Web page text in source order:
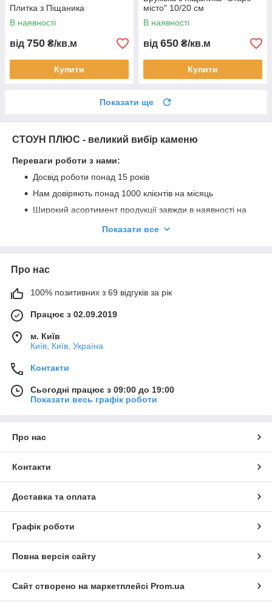
Плитка з Піщаника
В наявності
від 750 ₴/кв.м
Купити
місто" 10/20 см
В наявності
від 650 ₴/кв.м
Купити
Показати ще
СТОУН ПЛЮС - великий вибір каменю
Переваги роботи з нами:
Досвід роботи понад 15 років
Нам довіряють понад 1000 клієнтів на місяць
Широкий асортимент продукції завжди в наявності на
Висока відповідальність за роботу та індивідуальний
Доставка по Києву та Київській обл. маніпулятором
(розвантаження входить у вартість доставки)
тарифами
Показати все
Про нас
100% позитивних з 69 відгуків за рік
Працює з 02.09.2019
м. Київ
Київ, Київ, Україна
Контакти
Сьогодні працює з 09:00 до 19:00
Показати весь графік роботи
Про нас
Контакти
Доставка та оплата
Графік роботи
Повна версія сайту
Сайт створено на маркетплейсі Prom.ua